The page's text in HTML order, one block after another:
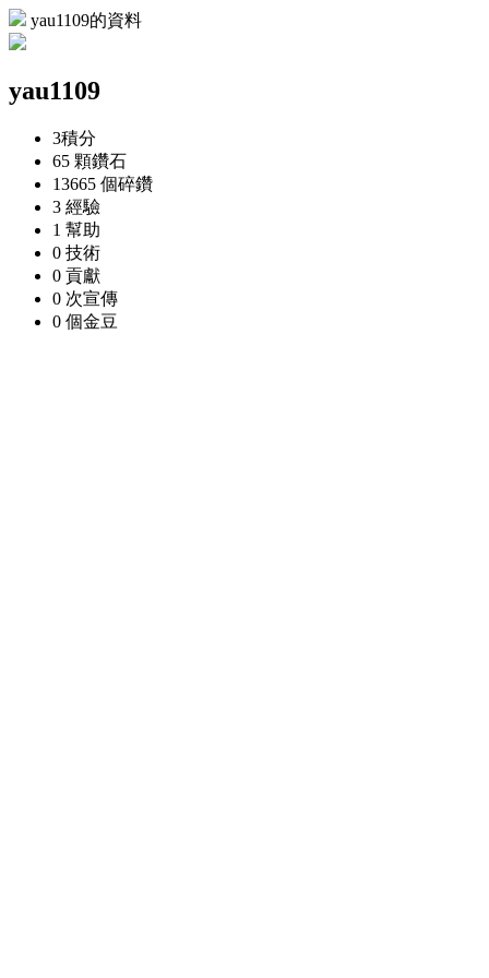
yau1109的資料
yau1109
3積分
65 顆鑽石
13665 個碎鑽
3 經驗
1 幫助
0 技術
0 貢獻
0 次宣傳
0 個金豆